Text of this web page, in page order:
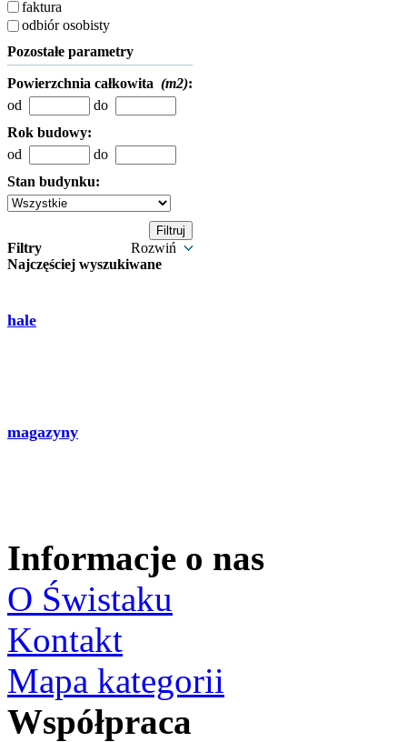
faktura
odbiór osobisty
Pozostałe parametry
Powierzchnia całkowita (m2):
od
do
Rok budowy:
od
do
Stan budynku:
Filtry
Rozwiń
Najczęściej wyszukiwane
hale
magazyny
Informacje o nas
O Świstaku
Kontakt
Mapa kategorii
Współpraca